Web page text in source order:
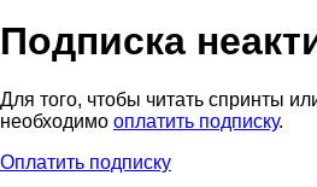
Подписка
Для того, чтобы читать спринты
необходимо оплатить подписку.
Оплатить подписку